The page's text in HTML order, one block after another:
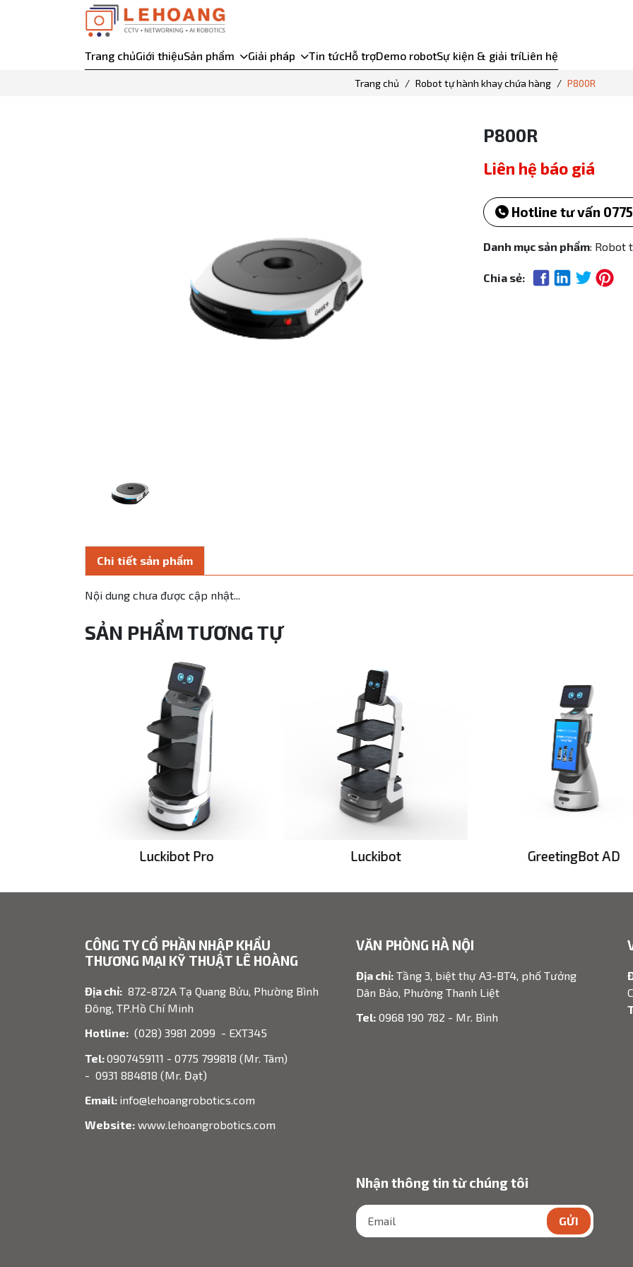
Trang chủGiới thiệuSản phẩm Giải pháp Tin tứcHỗ trợDemo robotSự kiện & giải tríLiên hệ
Trang chủ Robot tự hành khay chứa hàng P800R
P800R
Liên hệ báo giá
Hotline tư vấn
Danh mục sản phẩm: Robot
Chia sẻ:
Chi tiết sản phẩm
Nội dung chưa được cập nhật...
SẢN PHẨM TƯƠNG TỰ
Luckibot Pro Luckibot GreetingBot AD
CÔNG TY CỔ PHẦN NHẬP KHẨU
THƯƠNG MẠI KỸ THUẬT LÊ HOÀNG
Địa chỉ: 872-872A Tạ Quang Bửu, Phường Bình
Đông, TP.Hồ Chí Minh
Hotline: (028) 3981 2099 - EXT345
Tel:0907459111 - 0775 799818 (Mr. Tâm)
- 0931 884818 (Mr. Đạt)
Email: info@lehoangrobotics.com
Website:www.lehoangrobotics.com
VĂN PHÒNG HÀ NỘI
Địa chỉ:Tầng 3, biệt thự A3-BT4, phố Tưởng
Dân Bảo, Phường Thanh Liệt
Tel:0968 190 782 - Mr. Bình
Nhận thông tin từ chúng tôi
GỬI